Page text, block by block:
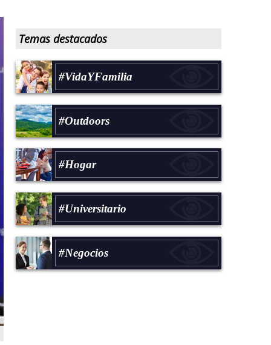
Temas destacados
#VidaYFamilia
#Outdoors
#Hogar
#Universitario
#Negocios